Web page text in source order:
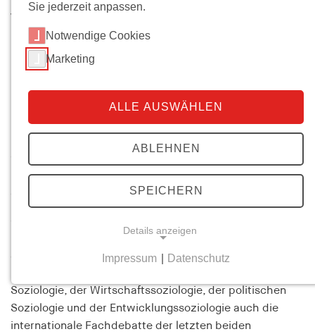
Verleihung des Siegfried
Landshut-Preises 2023 an
Monica Prasad
Hamburg, den 15. Mai 2024
Die WissenschaftlerInnen des Hamburger Instituts für
Sozialforschung haben den Siegfried Landshut-Preis der
US-amerikanischen Soziologin Monica Prasad
Monica Prasad ist eine der zentralen Figuren der US-
amerikanischen Soziologie, die mit ihren Arbeiten in den
Soziologie, der Wirtschaftssoziologie, der politischen
Soziologie und der Entwicklungssoziologie auch die
internationale Fachdebatte der letzten beiden
Sie jederzeit anpassen.
Notwendige Cookies
Marketing
ALLE AUSWÄHLEN
ABLEHNEN
SPEICHERN
Details anzeigen
Notwendige Cookies helfen dabei, eine Webseite
nutzbar zu machen, indem sie Grundfunktionen
wie Seitennavigation und Zugriff auf sichere
Impressum Datenschutz